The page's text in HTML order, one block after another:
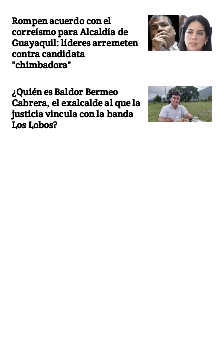
Rompen acuerdo con el
correísmo para Alcaldía de
Guayaquil: líderes arremeten
contra candidata
"chimbadora"
¿Quién es Baldor Bermeo
Cabrera, el exalcalde al que la
justicia vincula con la banda
Los Lobos?